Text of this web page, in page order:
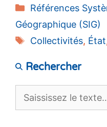
Catégories
Références
Géographique (SIG)
Étiquettes
Collectivités, État
Rechercher
Rechercher